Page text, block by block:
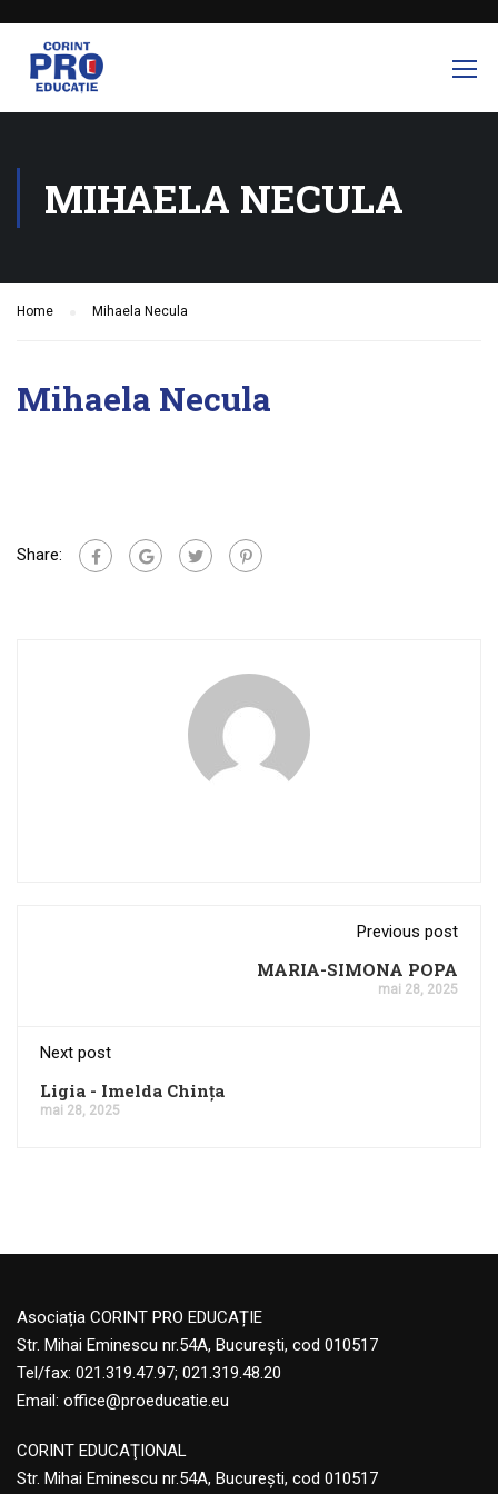
MIHAELA NECULA
Home Mihaela Necula
Mihaela Necula
Share:
Previous post
MARIA-SIMONA POPA
mai 28, 2025
Next post
Ligia - Imelda Chința
mai 28, 2025
Asociația CORINT PRO EDUCAȚIE
Str. Mihai Eminescu nr.54A, București, cod 010517
Tel/fax: 021.319.47.97; 021.319.48.20
Email: office@proeducatie.eu
CORINT EDUCAŢIONAL
Str. Mihai Eminescu nr.54A, Bucureşti, cod 010517